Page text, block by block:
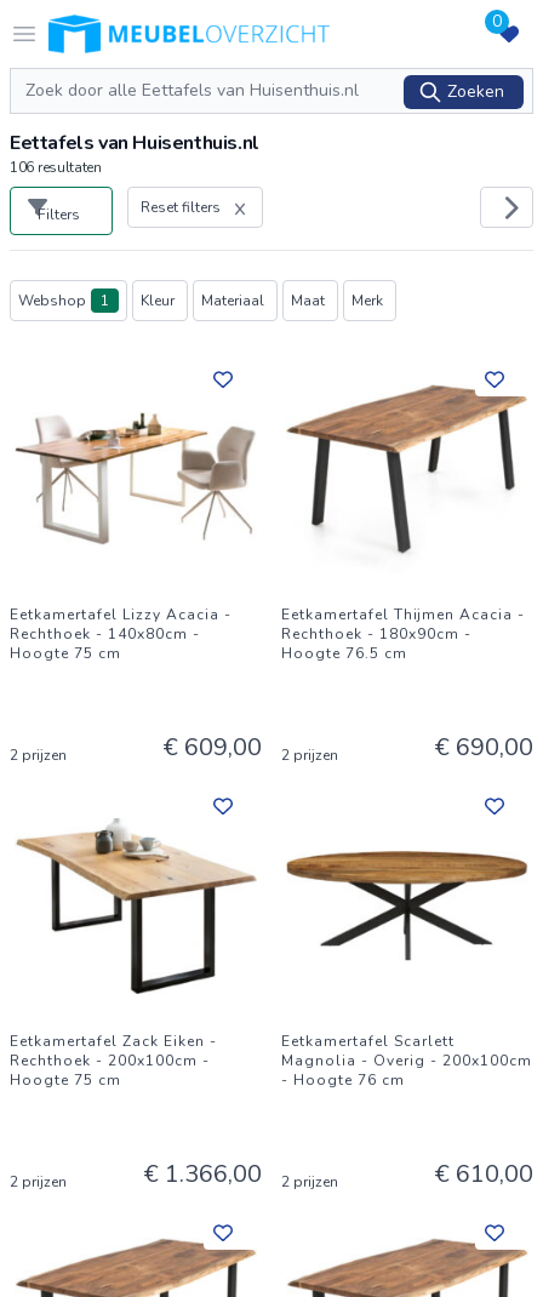
Open menu
Logo Meubeloverzicht.nl 0
Zoeken
Zoeken
Eettafels van Huisenthuis.nl
106 resultaten
Filters Reset filters
Producten
Webshop 1 Kleur Materiaal Maat Merk
Eetkamertafel Lizzy Acacia -
Rechthoek - 140x80cm -
Hoogte 75 cm
2 prijzen € 609,00
Eetkamertafel Thijmen Acacia -
Rechthoek - 180x90cm -
Hoogte 76.5 cm
2 prijzen € 690,00
Eetkamertafel Zack Eiken -
Rechthoek - 200x100cm -
Hoogte 75 cm
2 prijzen € 1.366,00
Eetkamertafel Scarlett
Magnolia - Overig - 200x100cm
- Hoogte 76 cm
2 prijzen € 610,00